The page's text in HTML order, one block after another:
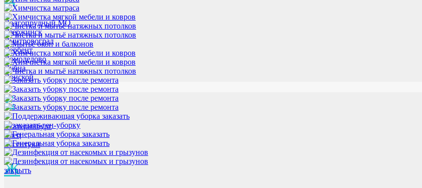
Долгопрудный МО
Дзержинск
Дмитровоград
Дербент
Домодедово
Дубна
Донской
Е
Екатеринбург
Елец
Ессентуки
Ж
закрыть